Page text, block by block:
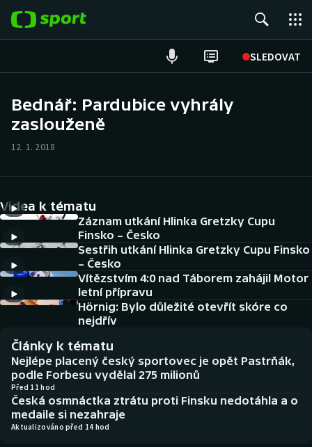
SLEDOVAT
Hokej
Cyklistika
DALŠÍ SPORTY
Americký fotbal
Baseball a softbal
Basketbal
Biatlon
Boby a skeleton
NEPŘEHLÉDNĚTE
Historické návraty
Aplikace ČT sport
AZ kvíz
Bednář: Pardubice vyhrály
zaslouženě
12. 1. 2018
Videa k tématu
Záznam utkání Hlinka Gretzky Cupu
Finsko – Česko
Sestřih utkání Hlinka Gretzky Cupu Finsko
– Česko
Vítězstvím 4:0 nad Táborem zahájil Motor
letní přípravu
Hörnig: Bylo důležité otevřít skóre co
nejdřív
Články k tématu
Nejlépe placený český sportovec je opět Pastrňák,
podle Forbesu vydělal 275 milionů
Před 11 hod
Česká osmnáctka ztrátu proti Finsku nedotáhla a o
medaile si nezahraje
Aktualizováno před 14 hod